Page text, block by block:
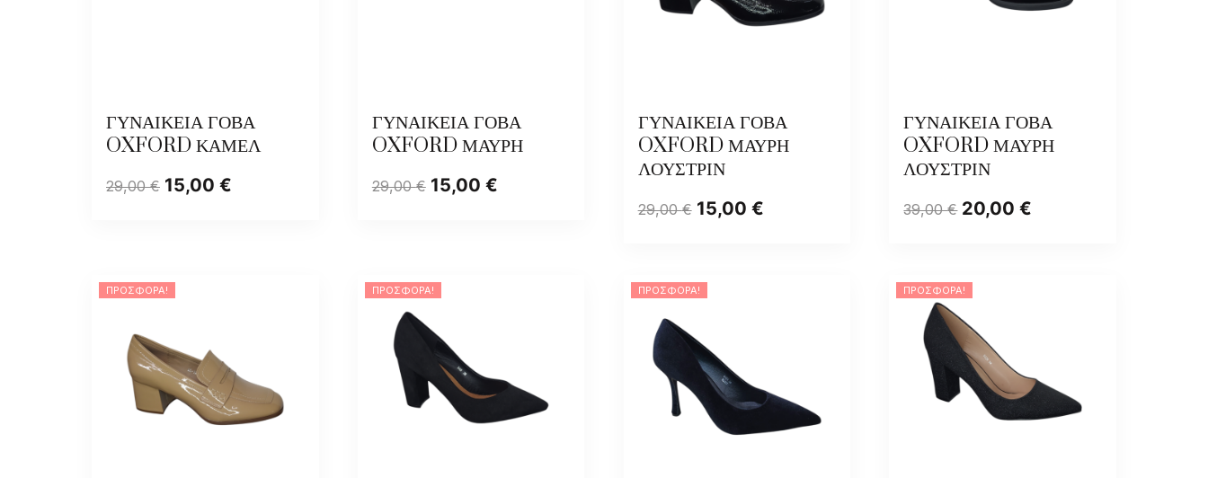
ΓΥΝΑΙΚΕΙΑ ΓΟΒΑ
OXFORD ΚΑΜΕΛ
29,00€ 15,00 €
ΓΥΝΑΙΚΕΙΑ ΓΟΒΑ
OXFORD ΜΑΥΡΗ
29,00€ 15,00 €
ΓΥΝΑΙΚΕΙΑ ΓΟΒΑ
OXFORD ΜΑΥΡΗ
ΛΟΥΣΤΡΙΝ
29,00€ 15,00 €
ΓΥΝΑΙΚΕΙΑ ΓΟΒΑ
OXFORD ΜΑΥΡΗ
ΛΟΥΣΤΡΙΝ
39,00€ 20,00€
ΠΡΟΣΦΟΡΆ! ΠΡΟΣΦΟΡΆ! ΠΡΟΣΦΟΡΆ! ΠΡΟΣΦΟΡΆ!